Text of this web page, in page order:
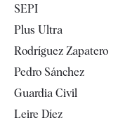
Televisión
SEPI
Plus Ultra
Rodríguez Zapatero
Pedro Sánchez
Guardia Civil
Leire Díez